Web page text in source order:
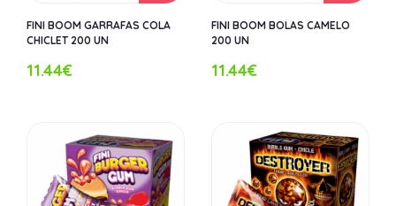
FINI BOOM GARRAFAS COLA
CHICLET 200 UN
11.44€
FINI BOOM BOLAS CAMELO
200 UN
11.44€